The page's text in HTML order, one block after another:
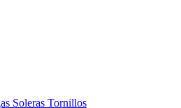
Soleras Tornillos